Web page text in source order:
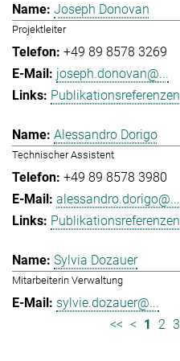
Joseph Donovan
Projektleiter
+49 89 8578 3269
joseph.donovan@...
Publikationsreferenzen
Alessandro Dorigo
Technischer Assistent
+49 89 8578 3980
alessandro.dorigo@...
Publikationsreferenzen
Sylvia Dozauer
Mitarbeiterin Verwaltung
sylvie.dozauer@...
<< < 1 2 3